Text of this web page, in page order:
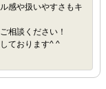
感や扱いやすさもキ
相談ください！
ております^ ^